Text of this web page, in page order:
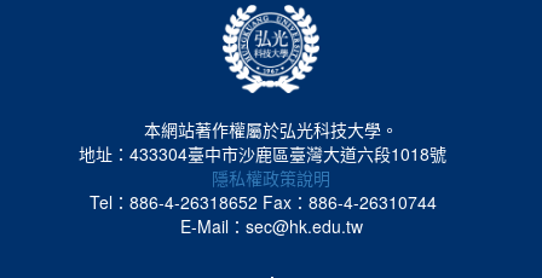
本網站著作權屬於弘光科技大學。
地址：433304臺中市沙鹿區臺灣大道六段1018號
隱私權政策說明
Tel：886-4-26318652 Fax：886-4-26310744
E-Mail：sec@hk.edu.tw